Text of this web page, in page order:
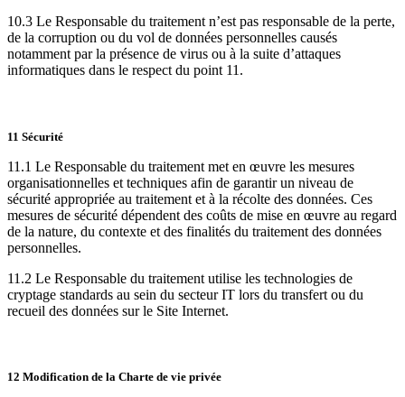
10.3 Le Responsable du traitement n’est pas responsable de la perte,
de la corruption ou du vol de données personnelles causés
notamment par la présence de virus ou à la suite d’attaques
informatiques dans le respect du point 11.
11 Sécurité
11.1 Le Responsable du traitement met en œuvre les mesures
organisationnelles et techniques afin de garantir un niveau de
sécurité appropriée au traitement et à la récolte des données. Ces
mesures de sécurité dépendent des coûts de mise en œuvre au regard
de la nature, du contexte et des finalités du traitement des données
personnelles.
11.2 Le Responsable du traitement utilise les technologies de
cryptage standards au sein du secteur IT lors du transfert ou du
recueil des données sur le Site Internet.
12 Modification de la Charte de vie privée